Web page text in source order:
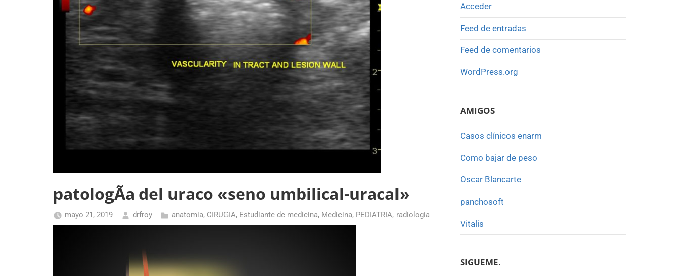
patologÃ­a del uraco «seno umbilical-uracal»
mayo 21, 2019 drfroy anatomia, CIRUGIA, Estudiante de medicina, Medicina, PEDIATRIA, radiologia
Acceder
Feed de entradas
Feed de comentarios
WordPress.org
AMIGOS
Casos clínicos enarm
Como bajar de peso
Oscar Blancarte
panchosoft
Vitalis
SIGUEME.